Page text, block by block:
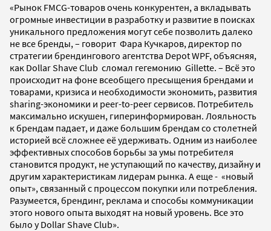
«Рынок FMCG-товаров очень конкурентен, а вкладывать
огромные инвестиции в разработку и развитие в поисках
уникального предложения могут себе позволить далеко
не все бренды, – говорит Фара Кучкаров, директор по
стратегии брендингового агентства Depot WPF, объясняя,
как Dollar Shave Club сломал гегемонию Gillette. – Всё это
происходит на фоне всеобщего пресыщения брендами и
товарами, кризиса и необходимости экономить, развития
sharing-экономики и peer-to-peer сервисов. Потребитель
максимально искушен, гиперинформирован. Лояльность
к брендам падает, и даже большим брендам со столетней
историей всё сложнее её удерживать. Одним из наиболее
эффективных способов борьбы за умы потребителя
становится продукт, не уступающий по качеству, дизайну и
другим характеристикам лидерам рынка. А еще - «новый
опыт», связанный с процессом покупки или потребления.
Разумеется, брендинг, реклама и способы коммуникации
этого нового опыта выходят на новый уровень. Все это
было у Dollar Shave Club».